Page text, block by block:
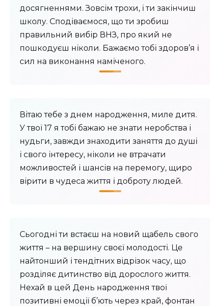
досягненнями. Зовсім трохи, і ти закінчиш
школу. Сподіваємося, що ти зробиш
правильний вибір ВНЗ, про який не
пошкодуєш ніколи. Бажаємо тобі здоров’я і
сил на виконання наміченого.
Вітаю тебе з днем ​​народження, миле дитя.
У твої 17 я тобі бажаю не знати неробства і
нудьги, завжди знаходити заняття до душі
і свого інтересу, ніколи не втрачати
можливостей і шансів на перемогу, щиро
вірити в чудеса життя і доброту людей.
Сьогодні ти встаєш на новий щабель свого
життя – на вершину своєї молодості. Це
найтонший і тендітних відрізок часу, що
розділяє дитинство від дорослого життя.
Нехай в цей День народження твої
позитивні емоції б’ють через край, фонтан